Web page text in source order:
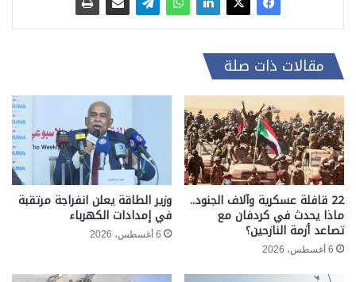
مقالات ذات صلة
22 قافلة عسكرية وآلاف الجنود..
ماذا يحدث في كردفان مع
تصاعد أزمة النازحين؟
6 أغسطس، 2026
وزير الطاقة يعلن انفراجة مرتقبة
في إمدادات الكهرباء
6 أغسطس، 2026